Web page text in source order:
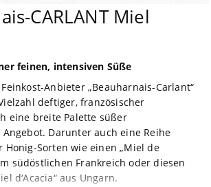
CARLANT Miel
feinen, intensiven Süße
Anbieter „Beauharnais-Carlant“
deftiger, französischer
eine breite Palette süßer
Darunter auch eine Reihe
Sorten wie einen „Miel de
südöstlichen Frankreich oder diesen
d‘Acacia“ aus Ungarn.